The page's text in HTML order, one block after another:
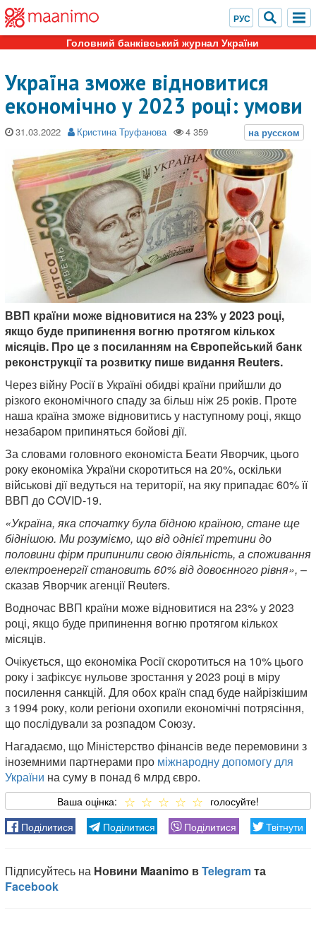
Головний банківський журнал України
Україна зможе відновитися
економічно у 2023 році: умови
31.03.2022 Кристина Труфанова
ВВП країни може відновитися на 23% у 2023 році,
якщо буде припинення вогню протягом кількох
місяців. Про це з посиланням на Європейський банк
реконструкції та розвитку пише видання Reuters.
Через війну Росії в Україні обидві країни прийшли до
різкого економічного спаду за більш ніж 25 років. Проте
наша країна зможе відновитись у наступному році, якщо
незабаром припиняться бойові дії.
За словами головного економіста Беати Яворчик, цього
року економіка України скоротиться на 20%, оскільки
військові дії ведуться на території, на яку припадає 60% її
ВВП до COVID-19.
«Україна, яка спочатку була бідною країною, стане ще
біднішою. Ми розуміємо, що від однієї третини до
половини фірм припинили свою діяльність, а споживання
електроенергії становить 60% від довоєнного рівня», –
сказав Яворчик агенції Reuters.
Водночас ВВП країни може відновитися на 23% у 2023
році, якщо буде припинення вогню протягом кількох
місяців.
Очікується, що економіка Росії скоротиться на 10% цього
року і зафіксує нульове зростання у 2023 році в міру
посилення санкцій. Для обох країн спад буде найрізкішим
з 1994 року, коли регіони охопили економічні потрясіння,
що послідували за розпадом Союзу.
Нагадаємо, що Міністерство фінансів веде перемовини з
іноземними партнерами про міжнародну допомогу для
України на суму в понад 6 млрд євро.